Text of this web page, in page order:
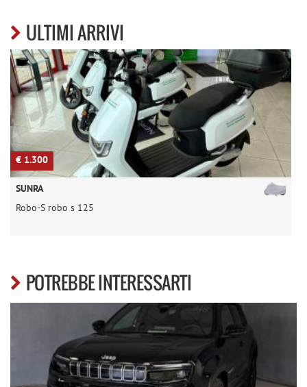
ULTIMI ARRIVI
€ 1.300
SUNRA
Robo-S robo s 125
POTREBBE INTERESSARTI